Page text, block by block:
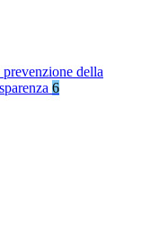
della
6